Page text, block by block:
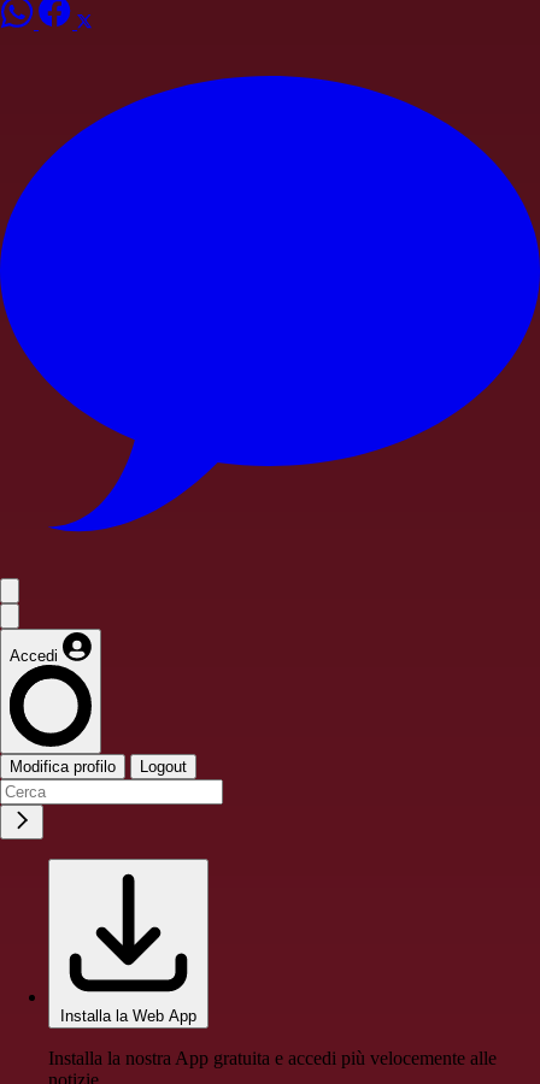
Accedi
Modifica profilo Logout
Installa la Web App
Installa la nostra App gratuita e accedi più velocemente alle